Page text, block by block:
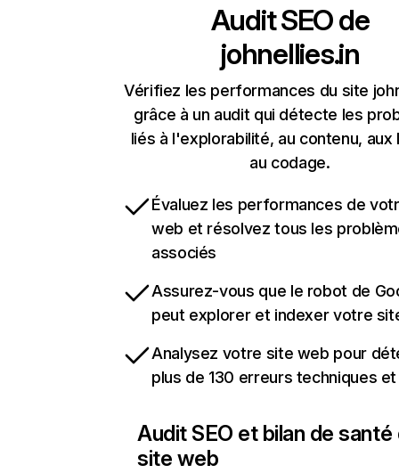
Audit SEO de
johnellies.in
Vérifiez les performances du site
grâce à un audit qui détecte les
liés à l'explorabilité, au contenu, aux
au codage.
Évaluez les performances de
web et résolvez tous les
associés
Assurez-vous que le robot de
peut explorer et indexer votre
Analysez votre site web pour
plus de 130 erreurs techniques et
Audit SEO et bilan de santé
site web